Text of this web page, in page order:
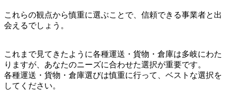
これらの観点から慎重に選ぶことで、信頼できる事業者と出
会えるでしょう。
これまで見てきたように各種運送・貨物・倉庫は多岐にわた
りますが、あなたのニーズに合わせた選択が重要です。
各種運送・貨物・倉庫選びは慎重に行って、ベストな選択を
してください。